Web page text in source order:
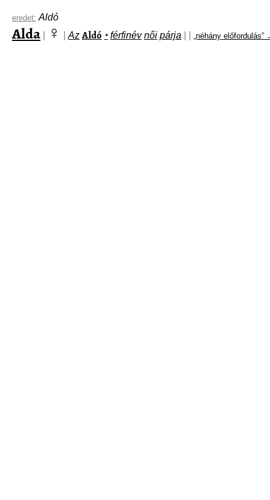
eredet: Aldó
Alda ♀ Az Aldó ‣ férfinév női párja „néhány előfordulás”